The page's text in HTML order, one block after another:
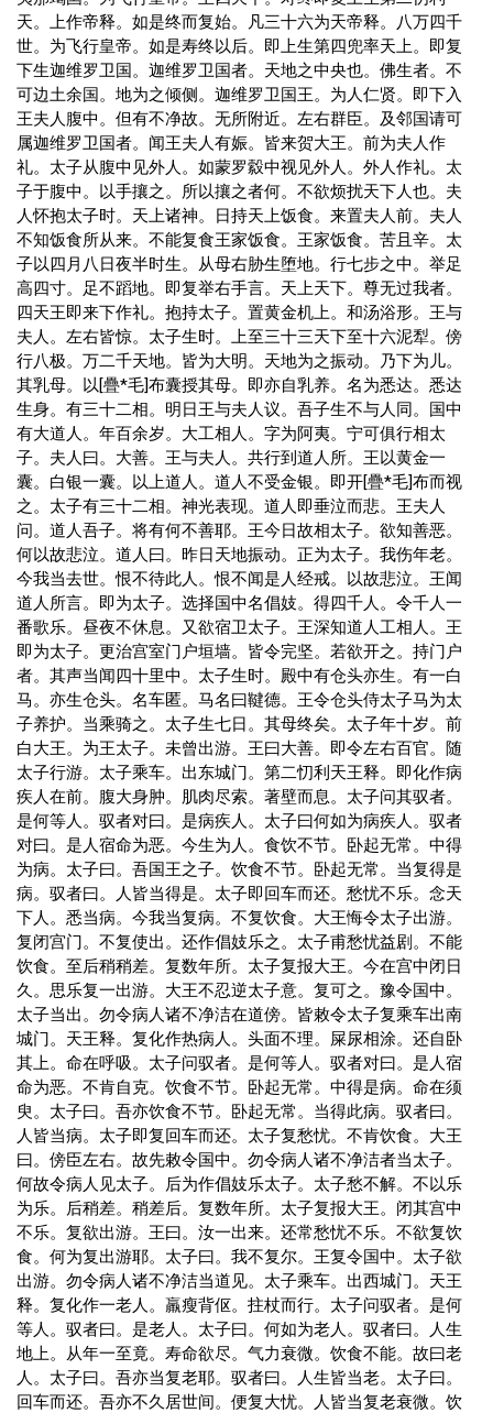
天。上作帝释。如是终而复始。凡三十六为天帝释。八万四千
世。为飞行皇帝。如是寿终以后。即上生第四兜率天上。即复
下生迦维罗卫国。迦维罗卫国者。天地之中央也。佛生者。不
可边土余国。地为之倾侧。迦维罗卫国王。为人仁贤。即下入
王夫人腹中。但有不净故。无所附近。左右群臣。及邻国请可
属迦维罗卫国者。闻王夫人有娠。皆来贺大王。前为夫人作
礼。太子从腹中见外人。如蒙罗縠中视见外人。外人作礼。太
子于腹中。以手攘之。所以攘之者何。不欲烦扰天下人也。夫
人怀抱太子时。天上诸神。日持天上饭食。来置夫人前。夫人
不知饭食所从来。不能复食王家饭食。王家饭食。苦且辛。太
子以四月八日夜半时生。从母右胁生堕地。行七步之中。举足
高四寸。足不蹈地。即复举右手言。天上天下。尊无过我者。
四天王即来下作礼。抱持太子。置黄金机上。和汤浴形。王与
夫人。左右皆惊。太子生时。上至三十三天下至十六泥犁。傍
行八极。万二千天地。皆为大明。天地为之振动。乃下为儿。
其乳母。以[疊*毛]布囊授其母。即亦自乳养。名为悉达。悉达
生身。有三十二相。明日王与夫人议。吾子生不与人同。国中
有大道人。年百余岁。大工相人。字为阿夷。宁可俱行相太
子。夫人曰。大善。王与夫人。共行到道人所。王以黄金一
囊。白银一囊。以上道人。道人不受金银。即开[疊*毛]布而视
之。太子有三十二相。神光表现。道人即垂泣而悲。王夫人
问。道人吾子。将有何不善耶。王今日故相太子。欲知善恶。
何以故悲泣。道人曰。昨日天地振动。正为太子。我伤年老。
今我当去世。恨不待此人。恨不闻是人经戒。以故悲泣。王闻
道人所言。即为太子。选择国中名倡妓。得四千人。令千人一
番歌乐。昼夜不休息。又欲宿卫太子。王深知道人工相人。王
即为太子。更治宫室门户垣墙。皆令完坚。若欲开之。持门户
者。其声当闻四十里中。太子生时。殿中有仓头亦生。有一白
马。亦生仓头。名车匿。马名曰鞬德。王令仓头侍太子马为太
子养护。当乘骑之。太子生七日。其母终矣。太子年十岁。前
白大王。为王太子。未曾出游。王曰大善。即令左右百官。随
太子行游。太子乘车。出东城门。第二忉利天王释。即化作病
疾人在前。腹大身肿。肌肉尽索。著壁而息。太子问其驭者。
是何等人。驭者对曰。是病疾人。太子曰何如为病疾人。驭者
对曰。是人宿命为恶。今生为人。食饮不节。卧起无常。中得
为病。太子曰。吾国王之子。饮食不节。卧起无常。当复得是
病。驭者曰。人皆当得是。太子即回车而还。愁忧不乐。念天
下人。悉当病。今我当复病。不复饮食。大王悔令太子出游。
复闭宫门。不复使出。还作倡妓乐之。太子甫愁忧益剧。不能
饮食。至后稍稍差。复数年所。太子复报大王。今在宫中闭日
久。思乐复一出游。大王不忍逆太子意。复可之。豫令国中。
太子当出。勿令病人诸不净洁在道傍。皆敕令太子复乘车出南
城门。天王释。复化作热病人。头面不理。屎尿相涂。还自卧
其上。命在呼吸。太子问驭者。是何等人。驭者对曰。是人宿
命为恶。不肯自克。饮食不节。卧起无常。中得是病。命在须
臾。太子曰。吾亦饮食不节。卧起无常。当得此病。驭者曰。
人皆当病。太子即复回车而还。太子复愁忧。不肯饮食。大王
曰。傍臣左右。故先敕令国中。勿令病人诸不净洁者当太子。
何故令病人见太子。后为作倡妓乐太子。太子愁不解。不以乐
为乐。后稍差。稍差后。复数年所。太子复报大王。闭其宫中
不乐。复欲出游。王曰。汝一出来。还常愁忧不乐。不欲复饮
食。何为复出游耶。太子曰。我不复尔。王复令国中。太子欲
出游。勿令病人诸不净洁当道见。太子乘车。出西城门。天王
释。复化作一老人。羸瘦背伛。拄杖而行。太子问驭者。是何
等人。驭者曰。是老人。太子曰。何如为老人。驭者曰。人生
地上。从年一至竟。寿命欲尽。气力衰微。饮食不能。故曰老
人。太子曰。吾亦当复老耶。驭者曰。人生皆当老。太子曰。
回车而还。吾亦不久居世间。便复大忧。人皆当复老衰微。饮